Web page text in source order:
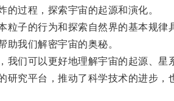
过程，探索宇宙的起源和演化。
子的行为和探索自然界的基本规律
我们解密宇宙的奥秘。
可以更好地理解宇宙的起源、星
平台，推动了科学技术的进步，